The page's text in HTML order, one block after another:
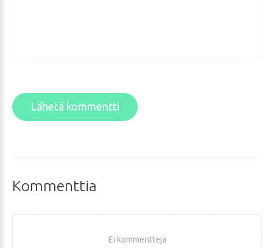
Lähetä kommentti
Kommenttia
Ei kommentteja